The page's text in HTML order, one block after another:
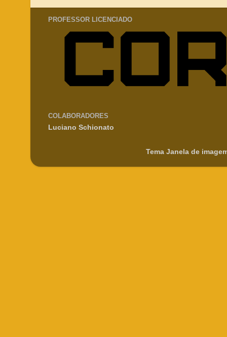
PROFESSOR LICENCIADO
COLABORADORES
Luciano Schionato
Tema Janela de